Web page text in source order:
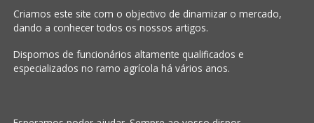
Criamos este site com o objectivo de dinamizar o mercado,
dando a conhecer todos os nossos artigos.
Dispomos de funcionários altamente qualificados e
especializados no ramo agrícola há vários anos.